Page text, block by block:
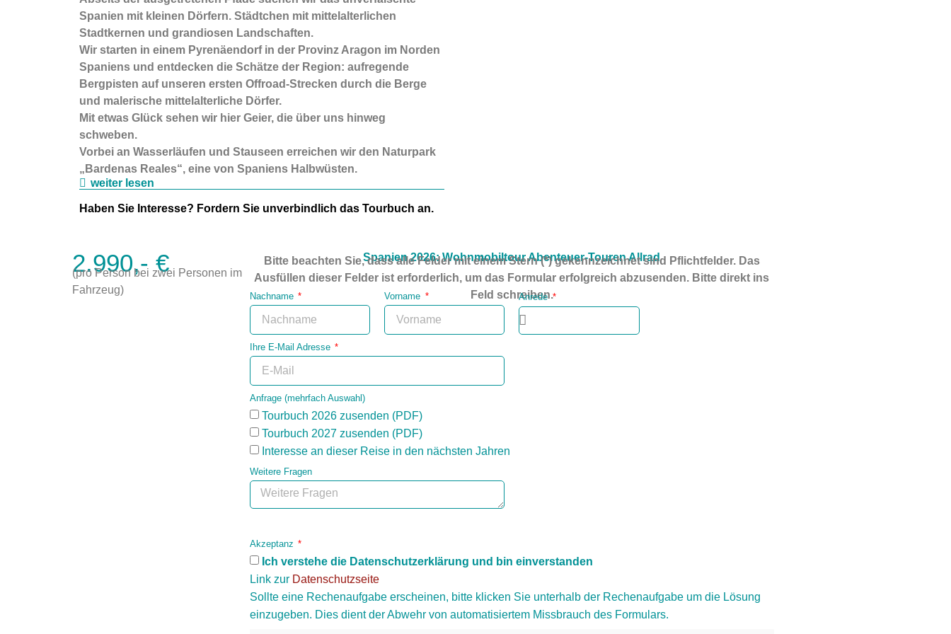
Spanien mit kleinen Dörfern. Städtchen mit mittelalterlichen
Stadtkernen und grandiosen Landschaften.
Wir starten in einem Pyrenäendorf in der Provinz Aragon im Norden
Spaniens und entdecken die Schätze der Region: aufregende
Bergpisten auf unseren ersten Offroad-Strecken durch die Berge
und malerische mittelalterliche Dörfer.
Mit etwas Glück sehen wir hier Geier, die über uns hinweg
schweben.
Vorbei an Wasserläufen und Stauseen erreichen wir den Naturpark
„Bardenas Reales“, eine von Spaniens Halbwüsten.
weiter lesen
Haben Sie Interesse? Fordern Sie unverbindlich das Tourbuch an.
2.990,- €
(pro Person bei zwei Personen im
Fahrzeug)
Spanien 2026: Wohnmobiltour Abenteuer-Touren Allrad
Bitte beachten Sie, dass alle Felder mit einem Stern (*) gekennzeichnet sind Pflichtfelder. Das
Ausfüllen dieser Felder ist erforderlich, um das Formular erfolgreich abzusenden. Bitte direkt ins
Feld schreiben.
Nachname Vorname Anrede
Ihre E-Mail Adresse
Anfrage (mehrfach Auswahl)
Tourbuch 2026 zusenden (PDF)
Tourbuch 2027 zusenden (PDF)
Interesse an dieser Reise in den nächsten Jahren
Weitere Fragen
Akzeptanz
Ich verstehe die Datenschutzerklärung und bin einverstanden
Link zur Datenschutzseite
Sollte eine Rechenaufgabe erscheinen, bitte klicken Sie unterhalb der Rechenaufgabe um die Lösung
einzugeben. Dies dient der Abwehr von automatisiertem Missbrauch des Formulars.